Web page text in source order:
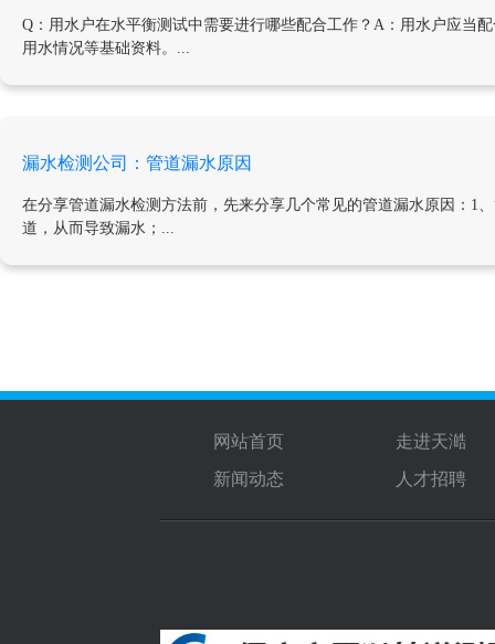
Q：用水户在水平衡测试中需要进行哪些配合工作？A：用水户应当
用水情况等基础资料。...
漏水检测公司：管道漏水原因
在分享管道漏水检测方法前，先来分享几个常见的管道漏水原因：1
道，从而导致漏水；...
网站首页
走进天澔
新闻动态
人才招聘